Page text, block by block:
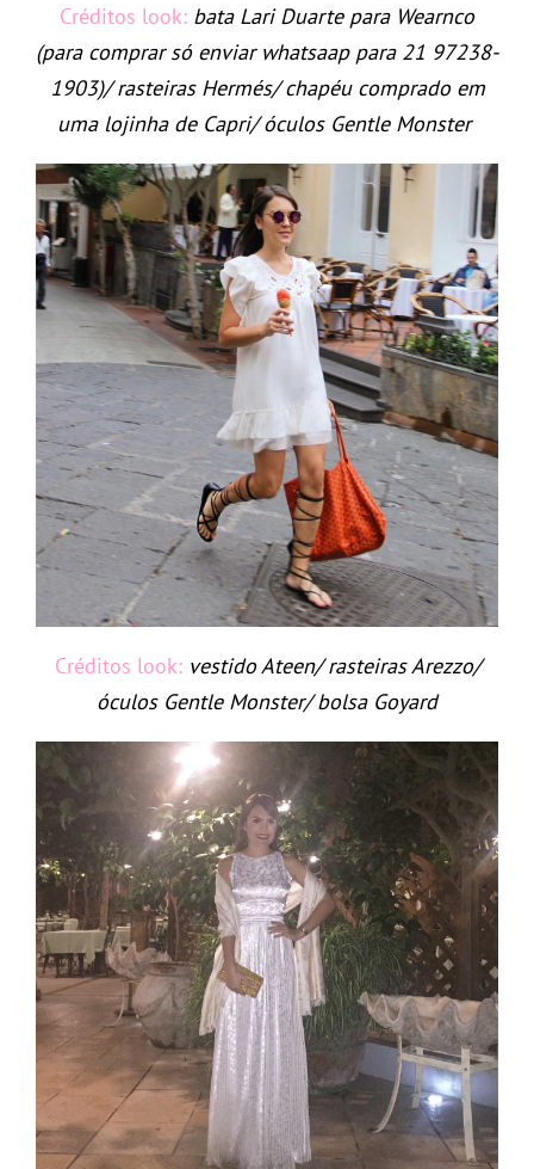
Créditos look: bata Lari Duarte para Wearnco
(para comprar só enviar whatsaap para 21 97238-
1903)/ rasteiras Hermés/ chapéu comprado em
uma lojinha de Capri/ óculos Gentle Monster
Créditos look: vestido Ateen/ rasteiras Arezzo/
óculos Gentle Monster/ bolsa Goyard